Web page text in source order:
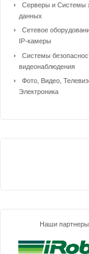
Серверы и Системы
данных
Сетевое
IP-камеры
Системы
видеонаблюдения
Фото, Видео,
Электроника
Наши партнеры